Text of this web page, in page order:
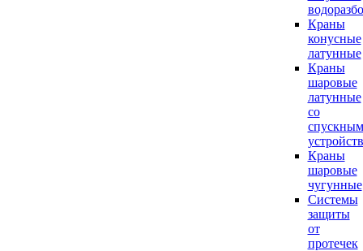
Краны
конусные
латунные
Краны
шаровые
латунные
со
спускным
Краны
шаровые
чугунные
Системы
защиты
от
протечек